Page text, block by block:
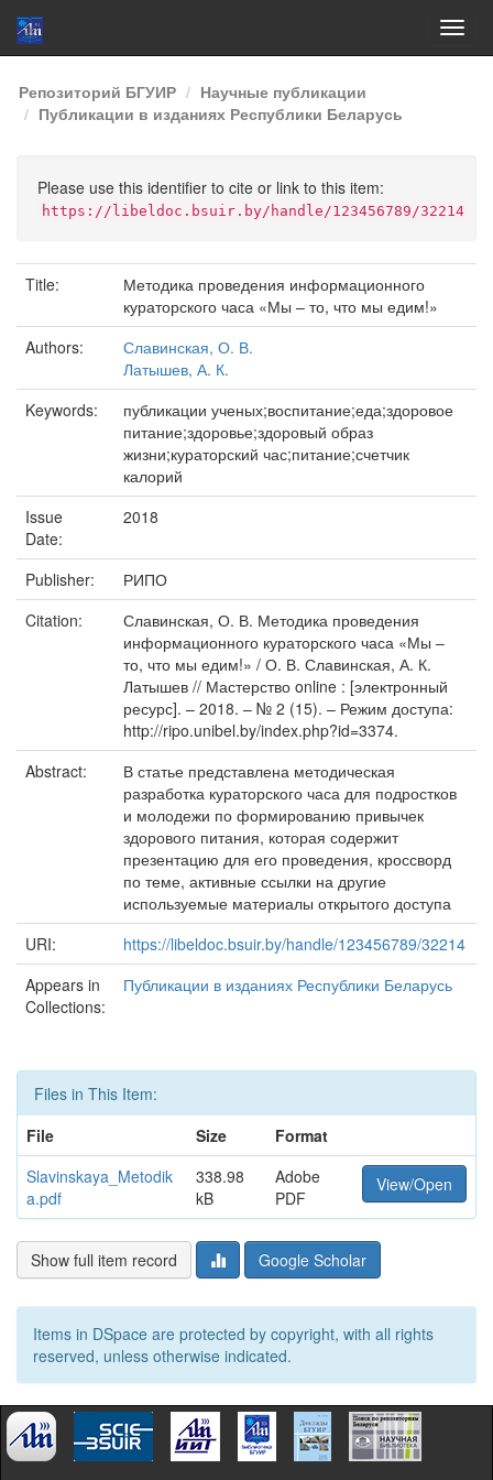
Skip
navigation
Репозиторий БГУИР
Научные публикации
Публикации в изданиях Республики Беларусь
Please use this identifier to cite or link to this item:
https://libeldoc.bsuir.by/handle/123456789/32214
Title:
Методика проведения информационного
кураторского часа «Мы – то, что мы едим!»
Authors:
Славинская, О. В.
Латышев, А. К.
Keywords:
публикации ученых;воспитание;еда;здоровое
питание;здоровье;здоровый образ
жизни;кураторский час;питание;счетчик
калорий
Issue
Date:
2018
Publisher:
РИПО
Citation:
Славинская, О. В. Методика проведения
информационного кураторского часа «Мы –
то, что мы едим!» / О. В. Славинская, А. К.
Латышев // Мастерство online : [электронный
ресурс]. – 2018. – № 2 (15). – Режим доступа:
http://ripo.unibel.by/index.php?id=3374.
Abstract:
В статье представлена методическая
разработка кураторского часа для подростков
и молодежи по формированию привычек
здорового питания, которая содержит
презентацию для его проведения, кроссворд
по теме, активные ссылки на другие
используемые материалы открытого доступа
URI:
https://libeldoc.bsuir.by/handle/123456789/32214
Appears in
Collections:
Публикации в изданиях Республики Беларусь
Files in This Item:
File
Size
Format
Slavinskaya_Metodik
a.pdf
338.98
kB
Adobe
PDF
View/Open
Show full item record Google Scholar
Items in DSpace are protected by copyright, with all rights
reserved, unless otherwise indicated.